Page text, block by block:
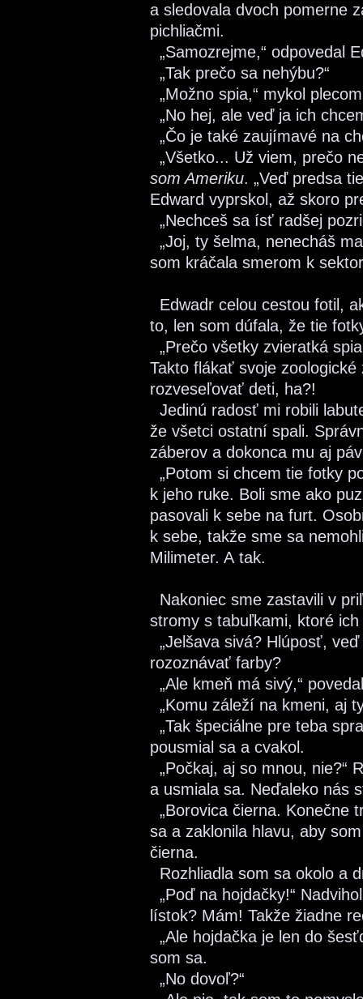
a sledovala dvoch pomerne
pichliačmi.
„Samozrejme,“ odpovedal
„Tak prečo sa nehýbu?“
„Možno spia,“ mykol
„No hej, ale veď ja ich
„Čo je také zaujímavé na
„Všetko... Už viem, prečo
som Ameriku. „Veď predsa
Edward vyprskol, až skoro
„Nechceš sa ísť radšej
„Joj, ty šelma, nenecháš
som kráčala smerom k
Edwadr celou cestou fotil,
to, len som dúfala, že tie
„Prečo všetky zvieratká
Takto flákať svoje
rozveseľovať deti, ha?!
Jedinú radosť mi robili
že všetci ostatní spali.
záberov a dokonca mu aj
„Potom si chcem tie fotky
k jeho ruke. Boli sme ako
pasovali k sebe na furt.
k sebe, takže sme sa
Milimeter. A tak.
Nakoniec sme zastavili v
stromy s tabuľkami, ktoré ich
„Jelšava sivá? Hlúposť,
rozoznávať farby?
„Ale kmeň má sivý,“
„Komu záleží na kmeni, aj
„Tak špeciálne pre teba
pousmial sa a cvakol.
„Počkaj, aj so mnou, nie?“
a usmiala sa. Neďaleko nás
„Borovica čierna. Konečne
sa a zaklonila hlavu, aby
čierna.
Rozhliadla som sa okolo a
„Poď na hojdačky!“
lístok? Mám! Takže žiadne
„Ale hojdačka je len do
som sa.
„No dovoľ?“